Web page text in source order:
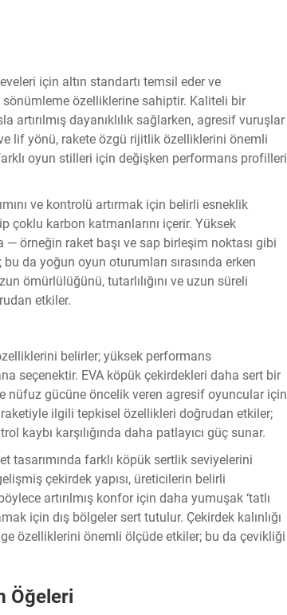
için altın standartı temsil eder ve
sönümleme özelliklerine sahiptir. Kaliteli bir
dayanıklılık sağlarken, agresif vuruşlar
lif yönü, rakete özgü rijitlik özelliklerini önemli
oyun stilleri için değişken performans profilleri
ve kontrolü artırmak için belirli esneklik
çoklu karbon katmanlarını içerir. Yüksek
örneğin raket başı ve sap birleşim noktası gibi
da yoğun oyun oturumları sırasında erken
ömürlülüğünü, tutarlılığını ve uzun süreli
etkiler.
belirler; yüksek performans
seçenektir. EVA köpük çekirdekleri daha sert bir
nüfuz gücüne öncelik veren agresif oyuncular için
ilgili tepkisel özellikleri doğrudan etkiler;
kaybı karşılığında daha patlayıcı güç sunar.
tasarımında farklı köpük sertlik seviyelerini
çekirdek yapısı, üreticilerin belirli
artırılmış konfor için daha yumuşak ‘tatlı
için dış bölgeler sert tutulur. Çekirdek kalınlığı
özelliklerini önemli ölçüde etkiler; bu da çevikliği
Öğeleri